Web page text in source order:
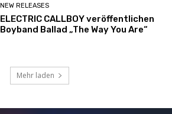
NEW RELEASES
ELECTRIC CALLBOY veröffentlichen
Boyband Ballad „The Way You Are“
Mehr laden